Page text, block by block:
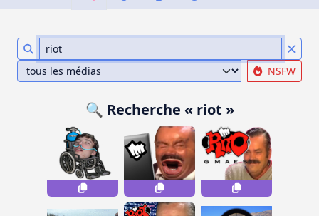
NSFW
🔍 Recherche « riot »